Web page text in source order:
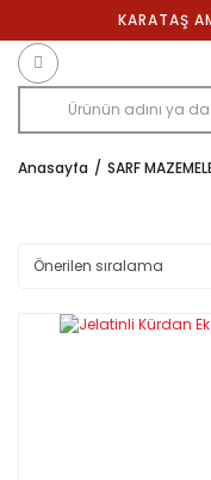
KARATAŞ
Anasayfa SARF